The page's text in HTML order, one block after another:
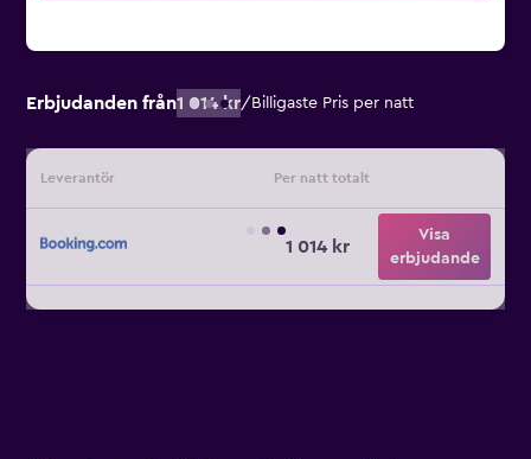
Erbjudanden från1 014 kr/ Billigaste Pris per natt
Leverantör Per natt totalt
1 014 kr
Visa
erbjudande